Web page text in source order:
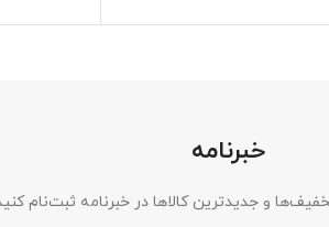
خبرنامه
و جدیدترین کالاها در خبرنامه ثبت‌نام